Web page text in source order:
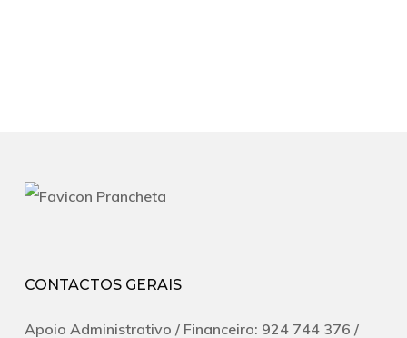
CONTACTOS GERAIS
Apoio Administrativo /Financeiro: 924 744 376 /